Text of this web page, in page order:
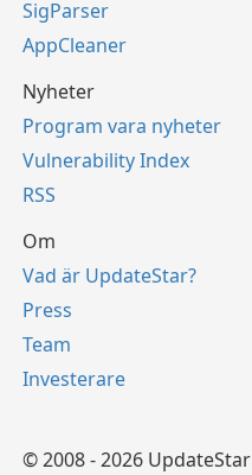
SigParser
AppCleaner
Nyheter
Program vara nyheter
Vulnerability Index
RSS
Om
Vad är UpdateStar?
Press
Team
Investerare
© 2008 - 2026 UpdateStar